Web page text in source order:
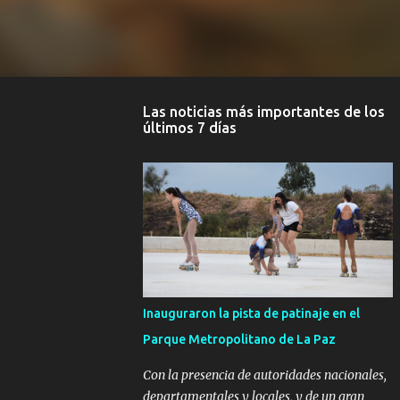
Las noticias más importantes de los
últimos 7 días
Inauguraron la pista de patinaje en el
Parque Metropolitano de La Paz
Con la presencia de autoridades nacionales,
departamentales y locales, y de un gran